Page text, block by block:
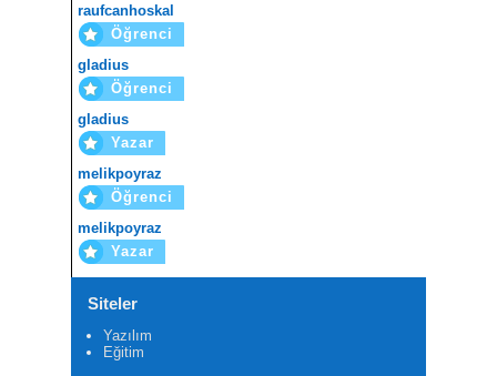
raufcanhoskal
Öğrenci
gladius
Öğrenci
gladius
Yazar
melikpoyraz
Öğrenci
melikpoyraz
Yazar
Siteler
Yazılım
Eğitim